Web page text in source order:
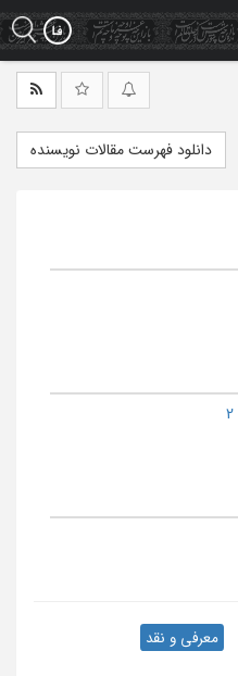
دانلود فهرست مقالات نویسنده
معرفی و نقد